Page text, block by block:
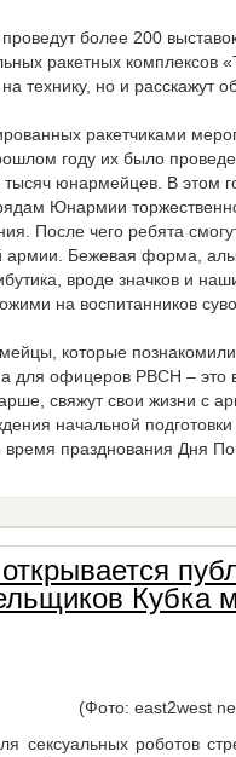
более 200
ракетных
технику, но и
ракетчиками
году их было
юнармейцев. В этом
Юнармии
После чего ребята
армии. Бежевая форма,
вроде значков и
на воспитанников
которые
для офицеров РВСН – это
свяжут свои жизни с
начальной
празднования Дня
Кубка
(Фото: east2west
сексуальных роботов